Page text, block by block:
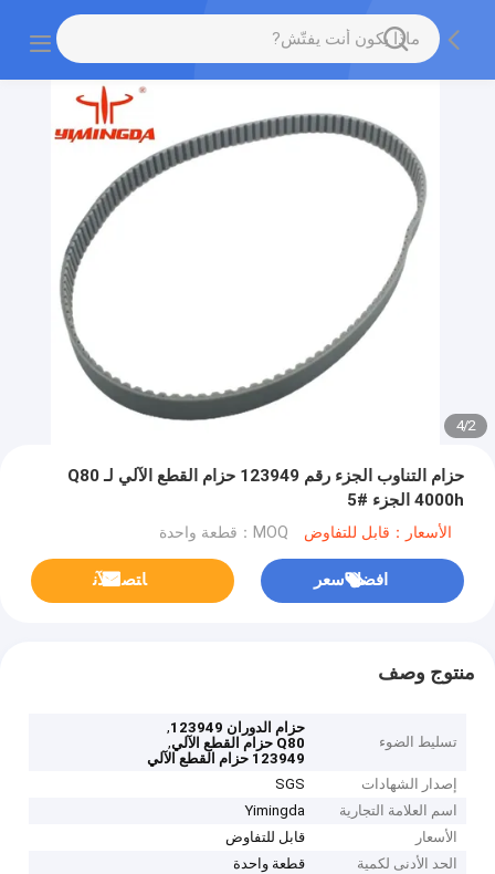
2
/
4
حزام التناوب الجزء رقم 123949 حزام القطع الآلي لـ Q80
4000h الجزء #5
الأسعار：قابل للتفاوض MOQ：قطعة واحدة
افضل سعر ﺎﺘﺼﻟ ﺍﻶﻧ
منتوج وصف
تسليط الضوء
حزام الدوران 123949
,
Q80 حزام القطع الآلي
,
123949 حزام القطع الآلي
إصدار الشهادات
SGS
اسم العلامة التجارية
Yimingda
الأسعار
قابل للتفاوض
الحد الأدنى لكمية
قطعة واحدة